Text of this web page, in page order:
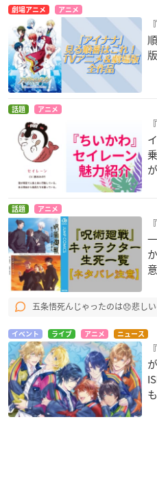
劇場アニメ アニメ
話題 アニメ
話題 アニメ
五条悟死んじゃったのは😞悲し
イベント ライブ アニメ ニュース